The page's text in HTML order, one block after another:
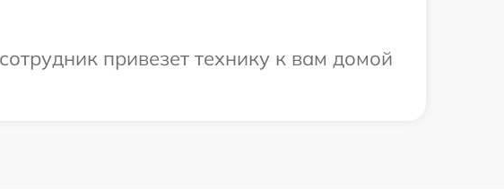
привезет технику к вам домой